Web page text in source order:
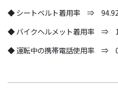
◆ シートベルト着用率 ⇒
◆ バイクヘルメット着用率 ⇒
◆ 運転中の携帯電話使用率 ⇒